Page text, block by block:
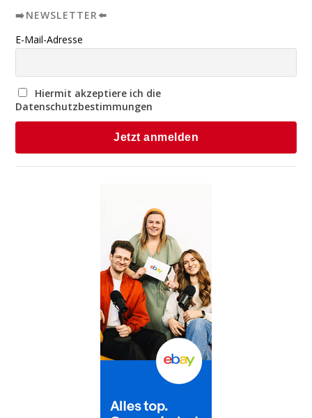
➡️NEWSLETTER⬅️
E-Mail-Adresse
Hiermit akzeptiere ich die
Datenschutzbestimmungen